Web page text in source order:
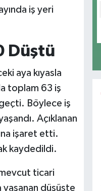
iş yeri
Düştü
aya kıyasla
toplam 63 iş
geçti. Böylece iş
Açıklanan
işaret etti.
kaydedildi.
mevcut ticari
yaşanan düşüşte